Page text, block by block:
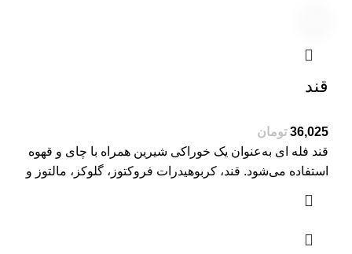
قند
تومان
قند فله ای به‌عنوان یک خوراکی شیرین همراه با چای و قهوه
استفاده می‌شود. قند، کربوهیدرات فروکتوز، گلوکز، مالتوز و